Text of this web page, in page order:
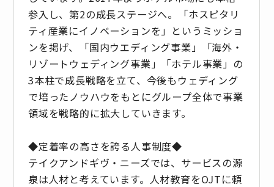
参入し、第2の成長ステージへ。「ホスピタリ
ティ産業にイノベーションを」というミッショ
ンを掲げ、「国内ウエディング事業」「海外・
リゾートウェディング事業」「ホテル事業」の
3本柱で成長戦略を立て、今後もウェディング
で培ったノウハウをもとにグループ全体で事業
領域を戦略的に拡大していきます。
◆定着率の高さを誇る人事制度◆
テイクアンドギヴ・ニーズでは、サービスの源
泉は人材と考えています。人材教育をOJTに頼